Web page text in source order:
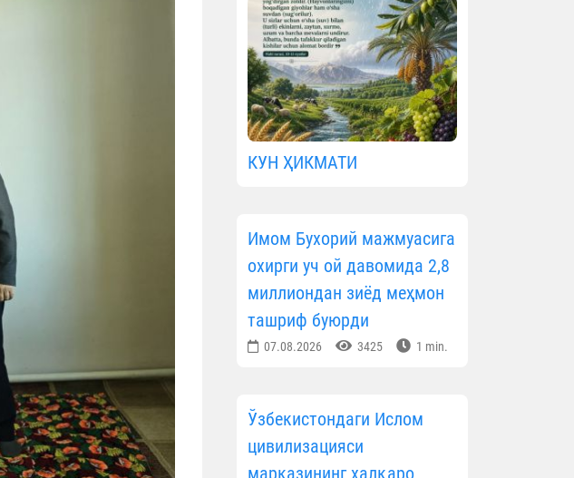
КУН ҲИКМАТИ
Имом Бухорий мажмуасига
охирги уч ой давомида 2,8
миллиондан зиёд меҳмон
ташриф буюрди
07.08.2026 3425 1 min.
Ўзбекистондаги Ислом
цивилизацияси